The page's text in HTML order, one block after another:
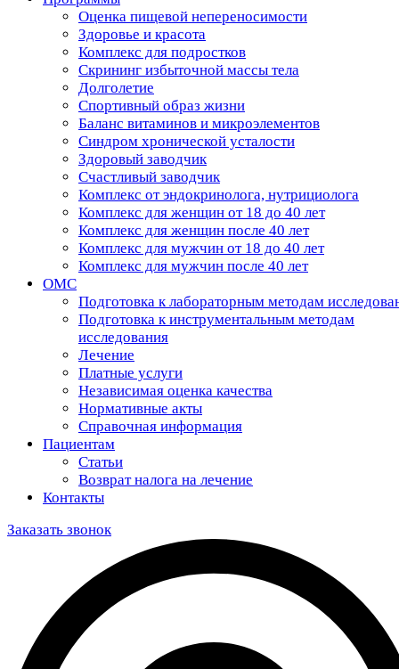
Оценка пищевой непереносимости
Здоровье и красота
Комплекс для подростков
Скрининг избыточной массы тела
Долголетие
Спортивный образ жизни
Баланс витаминов и микроэлементов
Синдром хронической усталости
Здоровый заводчик
Счастливый заводчик
Комплекс от эндокринолога, нутрициолога
Комплекс для женщин от 18 до 40 лет
Комплекс для женщин после 40 лет
Комплекс для мужчин от 18 до 40 лет
Комплекс для мужчин после 40 лет
ОМС
Подготовка к лабораторным методам
Подготовка к инструментальным методам
исследования
Лечение
Платные услуги
Независимая оценка качества
Нормативные акты
Справочная информация
Пациентам
Статьи
Возврат налога на лечение
Контакты
Заказать звонок